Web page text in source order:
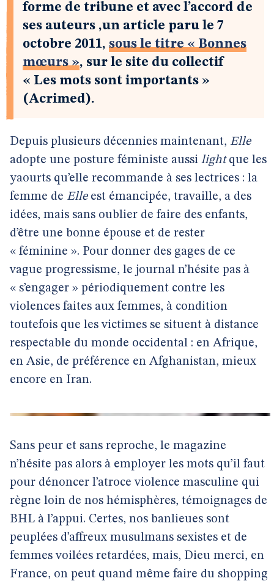
forme de tribune et avec l’accord de
ses auteurs ,un article paru le 7
octobre 2011, sous le titre « Bonnes
mœurs », sur le site du collectif
« Les mots sont importants »
(Acrimed).
Depuis plusieurs décennies maintenant, Elle
adopte une posture féministe aussi lightque les
yaourts qu’elle recommande à ses lectrices : la
femme de Elleest émancipée, travaille, a des
idées, mais sans oublier de faire des enfants,
d’être une bonne épouse et de rester
« féminine ». Pour donner des gages de ce
vague progressisme, le journal n’hésite pas à
« s’engager » périodiquement contre les
violences faites aux femmes, à condition
toutefois que les victimes se situent à distance
respectable du monde occidental : en Afrique,
en Asie, de préférence en Afghanistan, mieux
encore en Iran.
Sans peur et sans reproche, le magazine
n’hésite pas alors à employer les mots qu’il faut
pour dénoncer l’atroce violence masculine qui
règne loin de nos hémisphères, témoignages de
BHL à l’appui. Certes, nos banlieues sont
peuplées d’affreux musulmans sexistes et de
femmes voilées retardées, mais, Dieu merci, en
France, on peut quand même faire du shopping